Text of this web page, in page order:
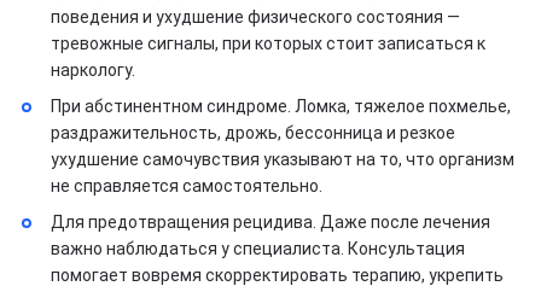
поведения и ухудшение физического состояния —
тревожные сигналы, при которых стоит записаться к
наркологу.
При абстинентном синдроме. Ломка, тяжелое похмелье,
раздражительность, дрожь, бессонница и резкое
ухудшение самочувствия указывают на то, что организм
не справляется самостоятельно.
Для предотвращения рецидива. Даже после лечения
важно наблюдаться у специалиста. Консультация
помогает вовремя скорректировать терапию, укрепить